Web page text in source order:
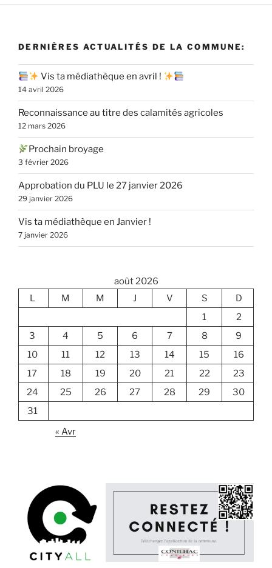
DERNIÈRES ACTUALITÉS DE LA COMMUNE:
Vis ta médiathèque en avril !
14 avril 2026
Reconnaissance au titre des calamités agricoles
12 mars 2026
Prochain broyage
3 février 2026
Approbation du PLU le 27 janvier 2026
29 janvier 2026
Vis ta médiathèque en Janvier !
7 janvier 2026
août 2026
L
M M J V S
D
1
2
3
4 5 6 7 8
9
10
11 12 13 14 15
16
17
18 19 20 21 22
23
24
25 26 27 28 29
30
31
« Avr